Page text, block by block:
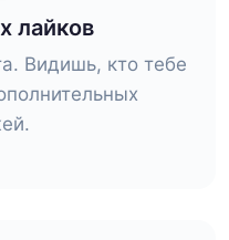
лайков
Видишь, кто тебе